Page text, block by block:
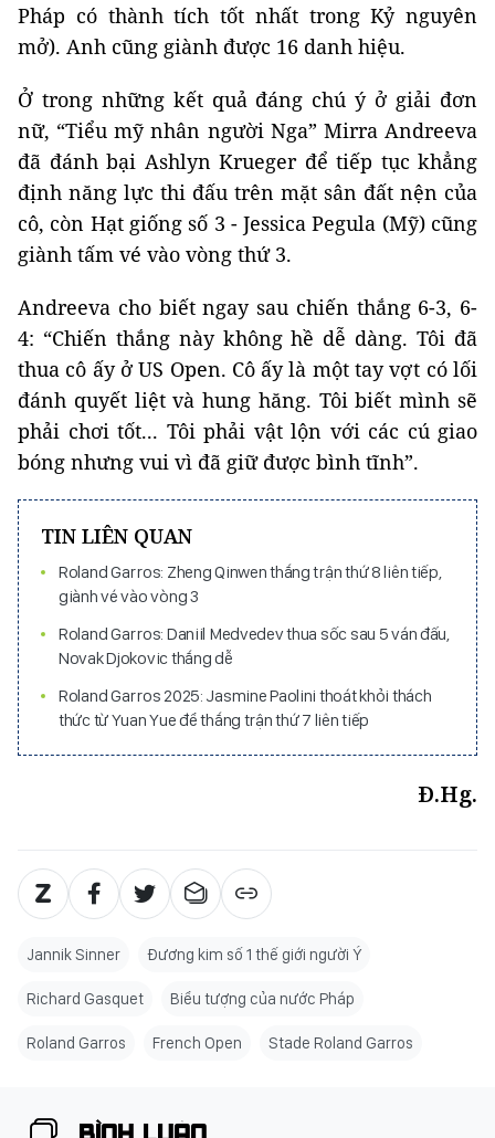
Pháp có thành tích tốt nhất trong Kỷ nguyên
mở). Anh cũng giành được 16 danh hiệu.
Ở trong những kết quả đáng chú ý ở giải đơn
nữ, “Tiểu mỹ nhân người Nga” Mirra Andreeva
đã đánh bại Ashlyn Krueger để tiếp tục khẳng
định năng lực thi đấu trên mặt sân đất nện của
cô, còn Hạt giống số 3 - Jessica Pegula (Mỹ) cũng
giành tấm vé vào vòng thứ 3.
Andreeva cho biết ngay sau chiến thắng 6-3, 6-
4: “Chiến thắng này không hề dễ dàng. Tôi đã
thua cô ấy ở US Open. Cô ấy là một tay vợt có lối
đánh quyết liệt và hung hăng. Tôi biết mình sẽ
phải chơi tốt... Tôi phải vật lộn với các cú giao
bóng nhưng vui vì đã giữ được bình tĩnh”.
TIN LIÊN QUAN
Roland Garros: Zheng Qinwen thắng trận thứ 8 liên tiếp,
giành vé vào vòng 3
Roland Garros: Daniil Medvedev thua sốc sau 5 ván đấu,
Novak Djokovic thắng dễ
Roland Garros 2025: Jasmine Paolini thoát khỏi thách
thức từ Yuan Yue để thắng trận thứ 7 liên tiếp
Đ.Hg.
Jannik Sinner Đương kim số 1 thế giới người Ý
Richard Gasquet Biểu tượng của nước Pháp
Roland Garros French Open Stade Roland Garros
BÌNH LUẬN